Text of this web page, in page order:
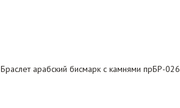
Браслет арабский бисмарк с камнями прБР-026